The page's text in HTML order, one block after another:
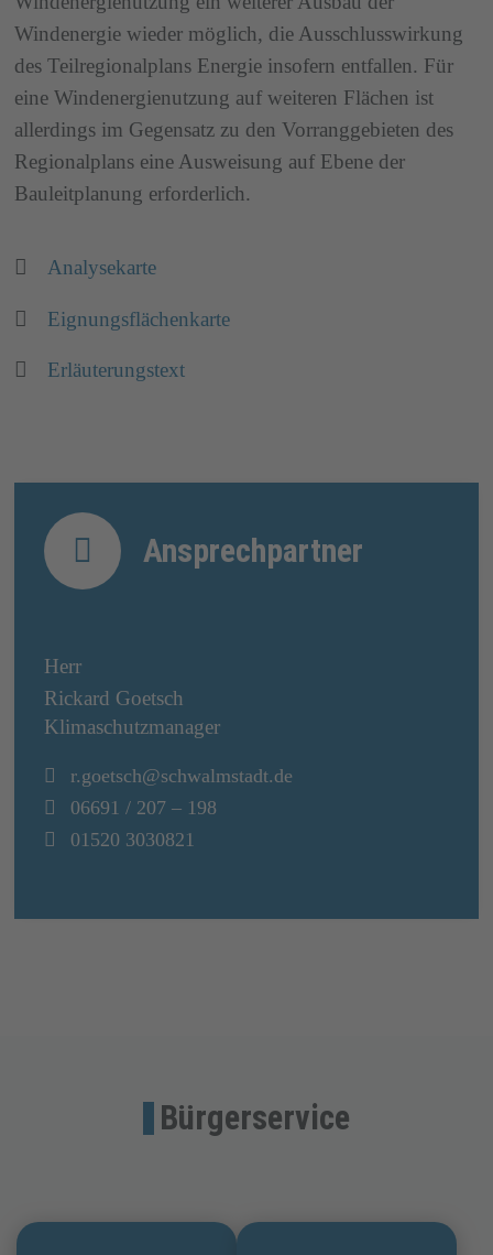
Windenergie wieder möglich, die Ausschlusswirkung
des Teilregionalplans Energie insofern entfallen. Für
eine Windenergienutzung auf weiteren Flächen ist
allerdings im Gegensatz zu den Vorranggebieten des
Regionalplans eine Ausweisung auf Ebene der
Bauleitplanung erforderlich.
Analysekarte
Eignungsflächenkarte
Erläuterungstext
Ansprechpartner
Herr
Rickard Goetsch
Klimaschutzmanager
Email:
r.goetsch@schwalmstadt.de
Telefon:
06691 / 207 – 198
Mobil:
01520 3030821
Bürgerservice